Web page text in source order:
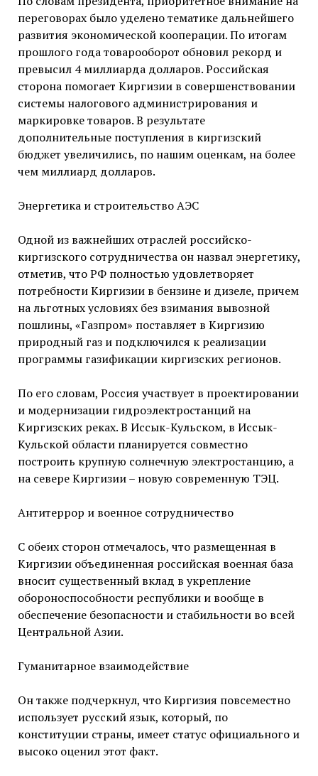
переговорах было уделено тематике дальнейшего
развития экономической кооперации. По итогам
прошлого года товарооборот обновил рекорд и
превысил 4 миллиарда долларов. Российская
сторона помогает Киргизии в совершенствовании
системы налогового администрирования и
маркировке товаров. В результате
дополнительные поступления в киргизский
бюджет увеличились, по нашим оценкам, на более
чем миллиард долларов.
Энергетика и строительство АЭС
Одной из важнейших отраслей российско-
киргизского сотрудничества он назвал энергетику,
отметив, что РФ полностью удовлетворяет
потребности Киргизии в бензине и дизеле, причем
на льготных условиях без взимания вывозной
пошлины, «Газпром» поставляет в Киргизию
природный газ и подключился к реализации
программы газификации киргизских регионов.
По его словам, Россия участвует в проектировании
и модернизации гидроэлектростанций на
Киргизских реках. В Иссык-Кульском, в Иссык-
Кульской области планируется совместно
построить крупную солнечную электростанцию, а
на севере Киргизии – новую современную ТЭЦ.
Антитеррор и военное сотрудничество
С обеих сторон отмечалось, что размещенная в
Киргизии объединенная российская военная база
вносит существенный вклад в укрепление
обороноспособности республики и вообще в
обеспечение безопасности и стабильности во всей
Центральной Азии.
Гуманитарное взаимодействие
Он также подчеркнул, что Киргизия повсеместно
использует русский язык, который, по
конституции страны, имеет статус официального и
высоко оценил этот факт.